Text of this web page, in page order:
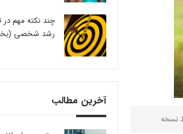
نسخه
چند نکته مهم در
رشد شخصی
آخرین مطالب